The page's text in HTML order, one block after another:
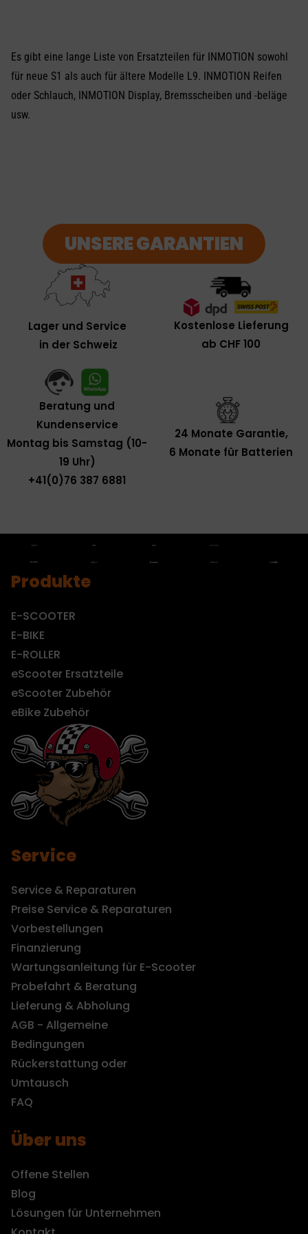
Es gibt eine lange Liste von Ersatzteilen für INMOTION sowohl
für neue S1 als auch für ältere Modelle L9. INMOTION Reifen
oder Schlauch, INMOTION Display, Bremsscheiben und -beläge
usw.
UNSERE GARANTIEN
Lager und Service
in der Schweiz
Kostenlose Lieferung
ab CHF 100
Beratung und
Kundenservice
Montag bis Samstag (10-
19 Uhr)
+41(0)76 387 6881
24 Monate Garantie,
6 Monate für Batterien
Produkte
E-SCOOTER
E-BIKE
E-ROLLER
eScooter Ersatzteile
eScooter Zubehör
eBike Zubehör
Service
Service & Reparaturen
Preise Service & Reparaturen
Vorbestellungen
Finanzierung
Wartungsanleitung für E-Scooter
Probefahrt & Beratung
Lieferung & Abholung
AGB - Allgemeine
Bedingungen
Rückerstattung oder
Umtausch
FAQ
Über uns
Offene Stellen
Blog
Lösungen für Unternehmen